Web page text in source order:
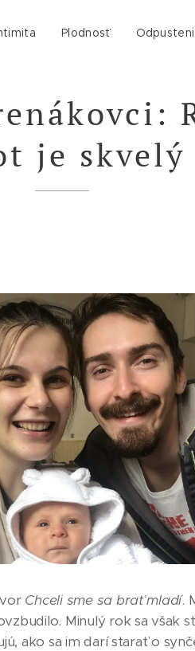
Plodnosť
je skvelý
Chceli sme sa brať mladí.
Minulý rok sa však
ako sa im darí starať o